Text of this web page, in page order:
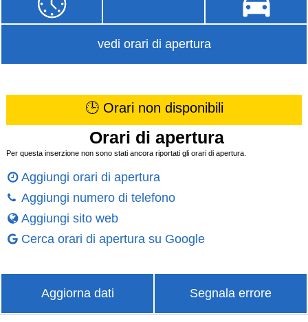
vedi orari di apertura
🕒 Orari non disponibili
Orari di apertura
Per questa inserzione non sono stati ancora riportati gli orari di apertura.
Aggiungi orari di apertura
Aggiungi numero di telefono
Aggiungi sito web
Cerca orari di apertura su Google
Aggiorna dati Segnala errore